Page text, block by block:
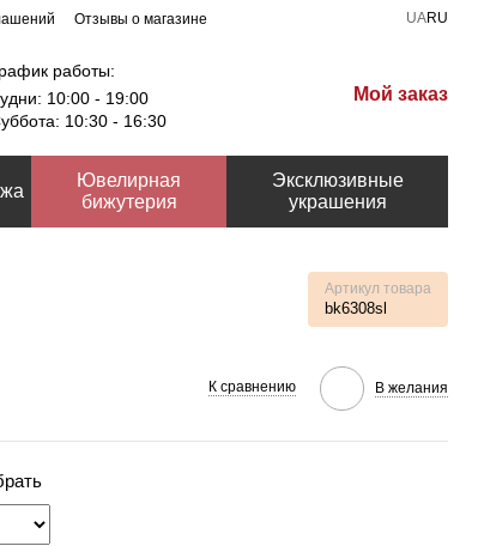
Отзывы о магазине UARU
работы:
10:00 - 19:00
10:30 - 16:30
Мой заказ
Ювелирная
бижутерия
Эксклюзивные
украшения
Артикул товара
bk6308sl
К сравнению В желания